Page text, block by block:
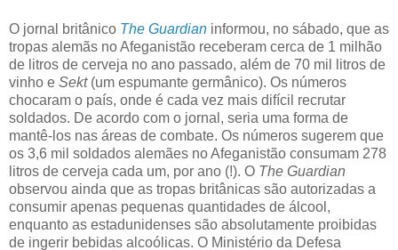
O jornal britânico The Guardian informou, no sábado, que as
tropas alemãs no Afeganistão receberam cerca de 1 milhão
de litros de cerveja no ano passado, além de 70 mil litros de
vinho e Sekt(um espumante germânico). Os números
chocaram o país, onde é cada vez mais difícil recrutar
soldados. De acordo com o jornal, seria uma forma de
mantê-los nas áreas de combate. Os números sugerem que
os 3,6 mil soldados alemães no Afeganistão consumam 278
litros de cerveja cada um, por ano (!). O The Guardian
observou ainda que as tropas britânicas são autorizadas a
consumir apenas pequenas quantidades de álcool,
enquanto as estadunidenses são absolutamente proibidas
de ingerir bebidas alcoólicas. O Ministério da Defesa